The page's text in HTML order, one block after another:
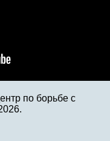
по борьбе с